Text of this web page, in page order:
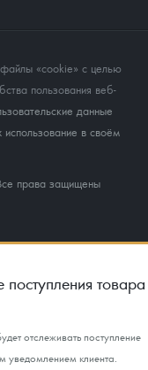
«cookie» с целью
пользования веб-
данные
использование в своём
права защищены
товара
отслеживать поступление
уведомлением клиента.